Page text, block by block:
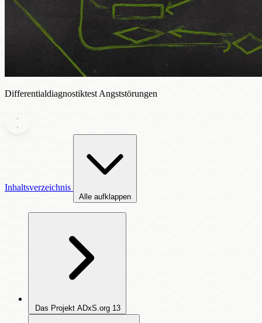
Differentialdiagnostiktest Angststörungen
Inhaltsverzeichnis
Alle aufklappen
Das Projekt ADxS.org 13